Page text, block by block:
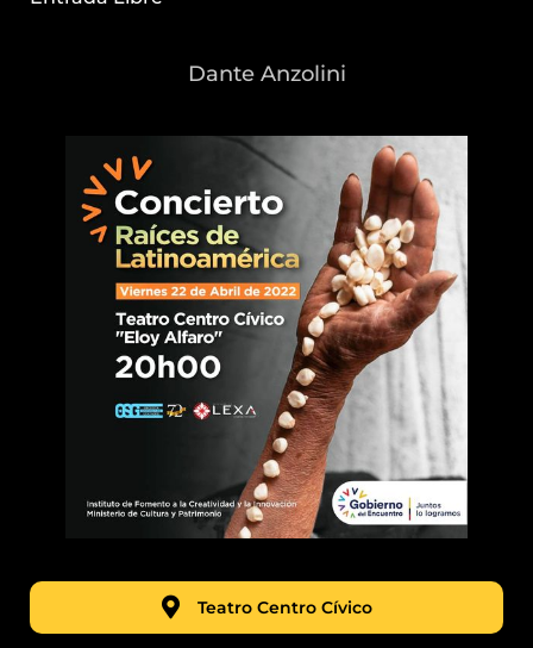
Dante Anzolini
Teatro Centro Cívico